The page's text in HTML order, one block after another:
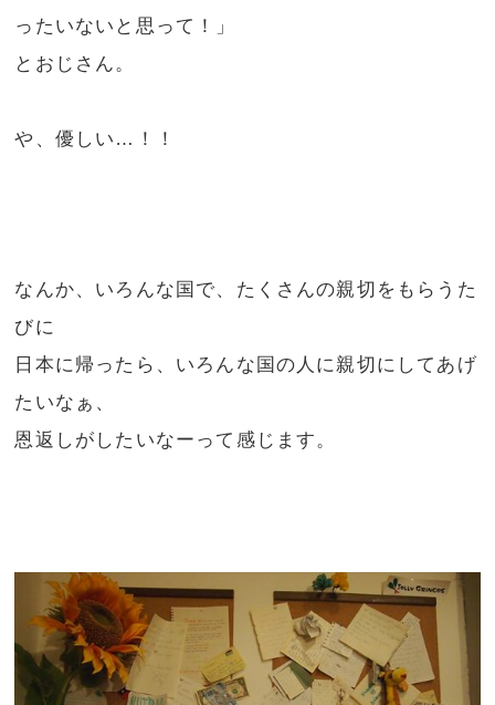
ったいないと思って！」
とおじさん。
や、優しい…！！
なんか、いろんな国で、たくさんの親切をもらうた
びに
日本に帰ったら、いろんな国の人に親切にしてあげ
たいなぁ、
恩返しがしたいなーって感じます。